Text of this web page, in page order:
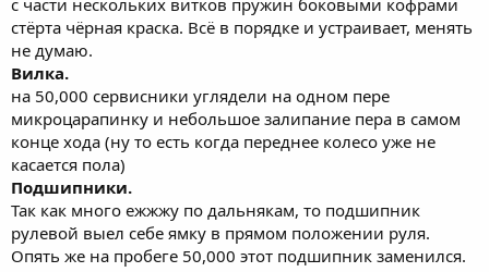
с части нескольких витков пружин боковыми кофрами
стёрта чёрная краска. Всё в порядке и устраивает, менять
не думаю.
Вилка.
на 50,000 сервисники углядели на одном пере
микроцарапинку и небольшое залипание пера в самом
конце хода (ну то есть когда переднее колесо уже не
касается пола)
Подшипники.
Так как много ежжжу по дальнякам, то подшипник
рулевой выел себе ямку в прямом положении руля.
Опять же на пробеге 50,000 этот подшипник заменился.